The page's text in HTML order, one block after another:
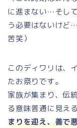
に進まない…そし
う必要はないけど
苦笑）
このディワリは、
たお祭りです。
家族が集まり、伝
る意味普通に見え
まりを迎え、善で